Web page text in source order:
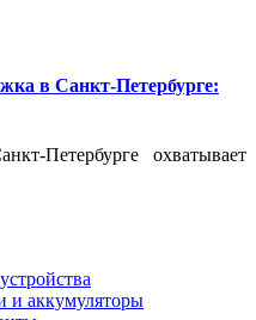
в Санкт-Петербурге:
Петербурге охватывает
и аккумуляторы